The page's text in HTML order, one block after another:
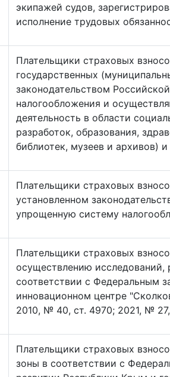
экипажей судов,
исполнение трудовых
Плательщики страховых
государственных
законодательством
налогообложения и
деятельность в области
разработок, образования,
библиотек, музеев и архивов)
Плательщики страховых
установленном
упрощенную систему
Плательщики страховых
осуществлению исследований,
соответствии с Федеральным
инновационном центре
2010, № 40, ст. 4970; 2021, № 27,
Плательщики страховых
зоны в соответствии с